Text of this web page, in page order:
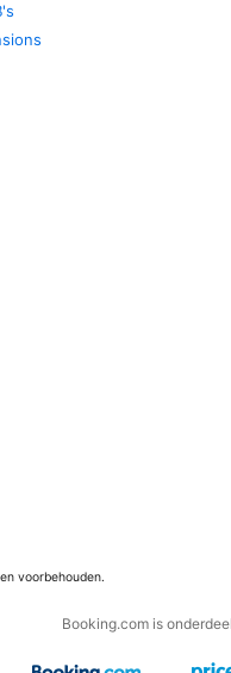
voorbehouden.
Booking.com is